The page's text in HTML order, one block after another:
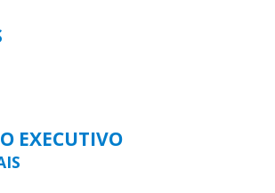
EXECUTIVO